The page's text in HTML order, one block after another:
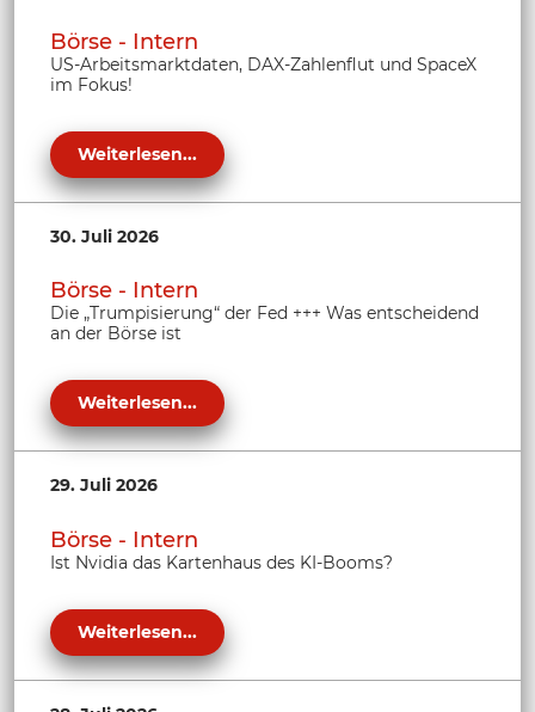
Börse - Intern
US-Arbeitsmarktdaten, DAX-Zahlenflut und SpaceX
im Fokus!
Weiterlesen...
30. Juli 2026
Börse - Intern
Die „Trumpisierung“ der Fed +++ Was entscheidend
an der Börse ist
Weiterlesen...
29. Juli 2026
Börse - Intern
Ist Nvidia das Kartenhaus des KI-Booms?
Weiterlesen...